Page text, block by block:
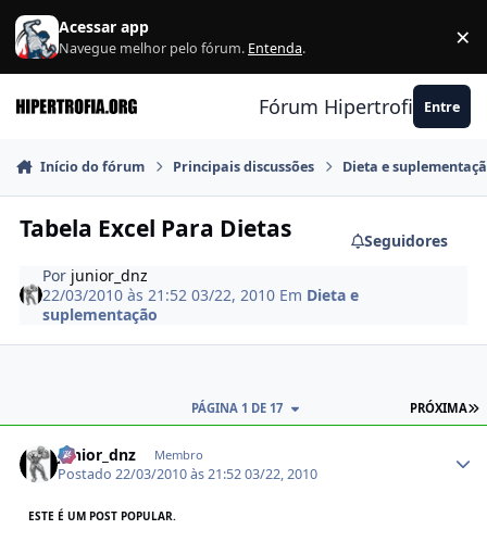
Ir para conteúdo
Acessar app
Navegue melhor pelo fórum. Entenda. ×
Fórum Hipertrofia.org
Entre
Início do fórum Principais discussões Dieta e
Tabela Excel Para Dietas
Seguidores
Por junior_dnz
22/03/2010 às 21:5203/22, 2010 Em Dieta e
suplementação
PRÓXIMA
PÁGINA 1 DE 17
junior_dnz Membro
Postado22/03/2010 às 21:5203/22, 2010
ESTE É UM POST POPULAR.